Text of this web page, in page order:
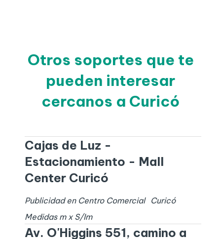
Otros soportes que te
pueden interesar
cercanos a Curicó
Cajas de Luz -
Estacionamiento - Mall
Center Curicó
Publicidad en Centro Comercial
Curicó
Medidas m x S/Im
Av. O'Higgins 551, camino a